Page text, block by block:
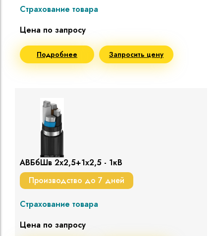
Страхование товара
Цена по запросу
Подробнее Запросить цену
АВБбШв 2х2,5+1х2,5 - 1кВ
Производство до 7 дней
Страхование товара
Цена по запросу